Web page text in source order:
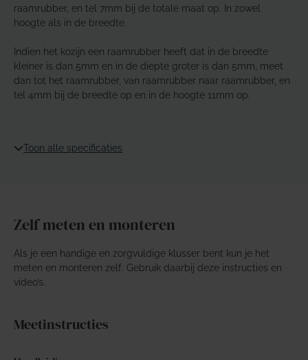
raamrubber, en tel 7mm bij de totale maat op. In zowel
hoogte als in de breedte.
Indien het kozijn een raamrubber heeft dat in de breedte
kleiner is dan 5mm en in de diepte groter is dan 5mm, meet
dan tot het raamrubber, van raamrubber naar raamrubber, en
tel 4mm bij de breedte op en in de hoogte 11mm op.
Toon alle specificaties
Zelf meten en monteren
Als je een handige en zorgvuldige klusser bent kun je het
meten en monteren zelf. Gebruik daarbij deze instructies en
video’s.
Meetinstructies